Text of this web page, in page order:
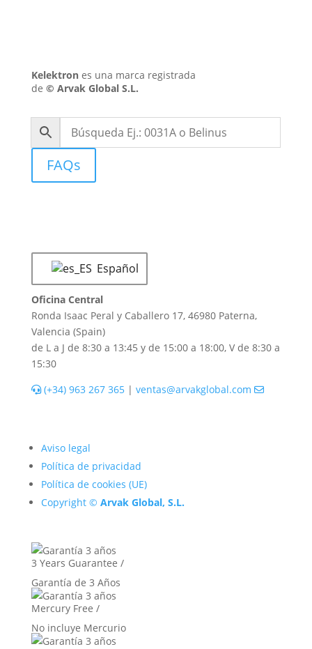
Kelektrones una marca registrada
de © Arvak Global S.L.
FAQs
Español
Oficina Central
Ronda Isaac Peral y Caballero 17, 46980 Paterna,
Valencia (Spain)
de L a J de 8:30 a 13:45 y de 15:00 a 18:00, V de 8:30 a
15:30
(+34) 963 267 365| ventas@arvakglobal.com
Aviso legal
Política de privacidad
Política de cookies (UE)
Copyright © Arvak Global, S.L.
3 Years Guarantee /
Garantía de 3 Años
Mercury Free /
No incluye Mercurio